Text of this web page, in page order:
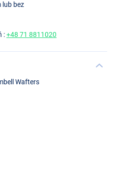
lub bez
:+48 71 8811020
Wafters